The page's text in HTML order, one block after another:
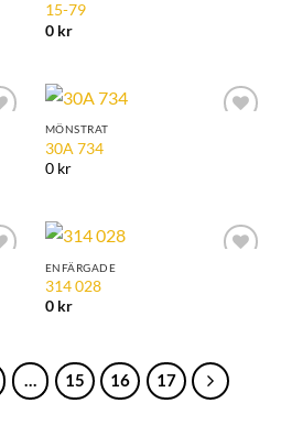
15-79
0 kr
MÖNSTRAT
30A 734
0 kr
ENFÄRGADE
314 028
0 kr
… 15 16 17